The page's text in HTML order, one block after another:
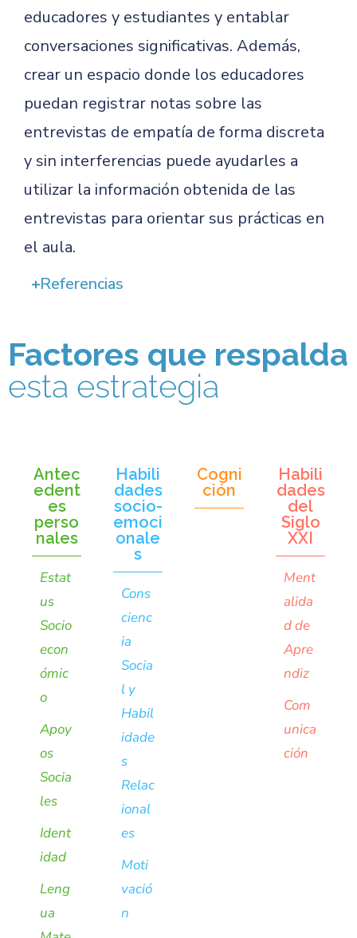
educadores y estudiantes y entablar
conversaciones significativas. Además,
crear un espacio donde los educadores
puedan registrar notas sobre las
entrevistas de empatía de forma discreta
y sin interferencias puede ayudarles a
utilizar la información obtenida de las
entrevistas para orientar sus prácticas en
el aula.
Referencias
Factores que respalda
esta estrategia
Antec
edent
es
perso
nales
Estat
us
Socio
econ
ómic
o
Apoy
os
Socia
les
Ident
idad
Leng
ua
Habili
dades
socio-
emoci
onale
s
Cons
cienc
ia
Socia
l y
Habil
idade
s
Relac
ional
es
Moti
vació
n
Cogni
ción
Habili
dades
del
Siglo
XXI
Ment
alida
d de
Apre
ndiz
Com
unica
ción